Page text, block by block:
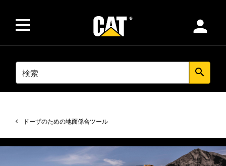
person
SEARCH search
ドーザのための地面係合ツール